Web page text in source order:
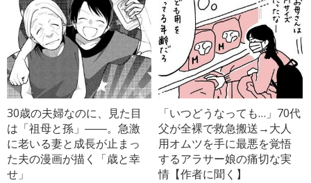
30歳の夫婦なのに、見た目
は「祖母と孫」――。急激
に老いる妻と成長が止まっ
た夫の漫画が描く「歳と幸
せ」
「いつどうなっても…」70代
父が全裸で救急搬送→大人
用オムツを手に最悪を覚悟
するアラサー娘の痛切な実
情【作者に聞く】